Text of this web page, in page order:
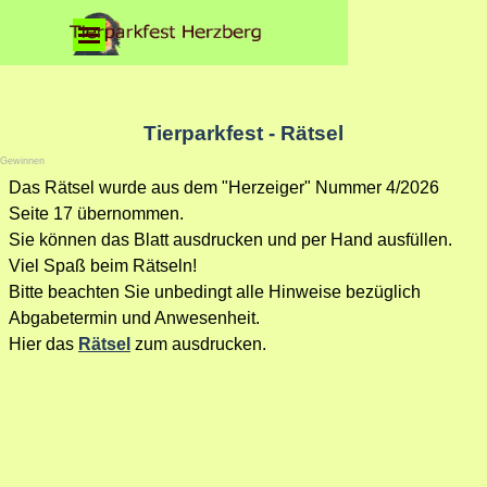
Direkt zum Seiteninhalt
Menü überspringen
Tierparkfest - Rätsel
Gewinnen
Das Rätsel wurde aus dem "Herzeiger" Nummer 4/2026
Seite 17 übernommen.
Sie können das Blatt ausdrucken und per Hand ausfüllen.
Viel Spaß beim Rätseln!
Bitte beachten Sie unbedingt alle Hinweise bezüglich
Abgabetermin und Anwesenheit.
Hier das Rätsel zum ausdrucken.